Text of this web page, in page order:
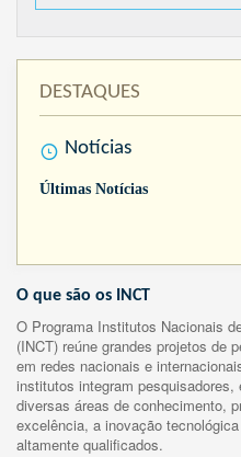
DESTAQUES
Notícias
Últimas Notícias
O que são os INCT
O Programa Institutos Nacionais
(INCT) reúne grandes projetos de
em redes nacionais e
institutos integram
diversas áreas de conhecimento,
excelência, a inovação
altamente qualificados.